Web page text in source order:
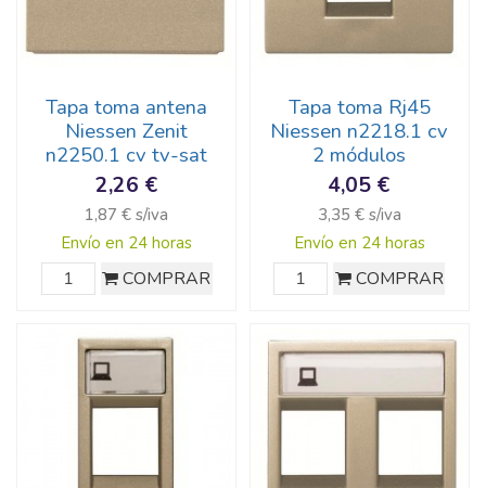
Tapa toma antena
Niessen Zenit
n2250.1 cv tv-sat
2,26 €
1,87 € s/iva
Envío en 24 horas
COMPRAR
Tapa toma Rj45
Niessen n2218.1 cv
2 módulos
4,05 €
3,35 € s/iva
Envío en 24 horas
COMPRAR